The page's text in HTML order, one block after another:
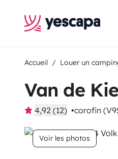
Accueil Louer un
Van de
4,92 (12) corofin
Voir les photos